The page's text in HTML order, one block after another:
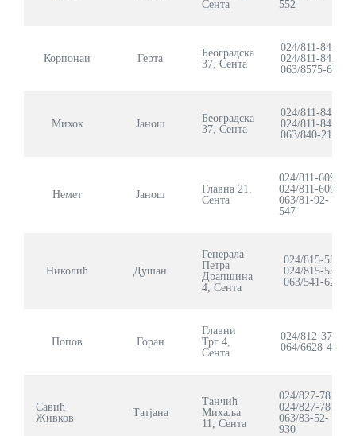
Сента
552
Корпонаи Герта
Београдска
37, Сента
024/811-845
024/811-845
063/8575-632
Михок Јанош
Београдска
37, Сента
024/811-845
024/811-845
063/840-2132
Немет Јанош
Главна 21,
Сента
024/811-609
024/811-609
063/81-92-
547
Николић Душан
Генерала
Петра
Драпшина
4, Сента
024/815-535
024/815-535
063/541-624
Попов Горан
Главни
Трг 4,
Сента
024/812-374
064/6628-440
Савић
Живков
Татјана
Танчић
Михаља
11, Сента
024/827-781
024/827-781
063/83-52-
930